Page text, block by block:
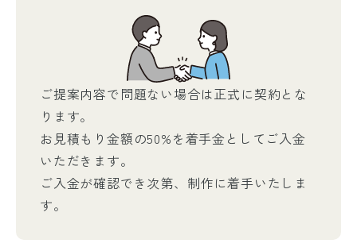
ご提案内容で問題ない場合は正式に契約とな
ります。
お見積もり金額の50%を着手金としてご入金
いただきます。
ご入金が確認でき次第、制作に着手いたしま
す。